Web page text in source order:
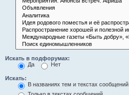
Искать в подфорумах:
Да
Нет
Искать:
В названиях тем и текстах сообщений